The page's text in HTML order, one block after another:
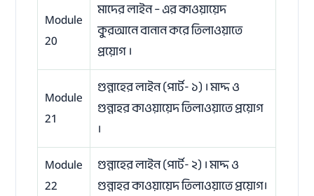
Module
20
মাদের লাইন – এর কাওয়ায়েদ
কুরআনে বানান করে তিলাওয়াতে
প্রয়োগ ।
Module
21
গুন্নাহের লাইন (পার্ট- ১) । মাদ্দ ও
গুন্নাহর কাওয়ায়েদ তিলাওয়াতে প্রয়োগ
।
Module
22
গুন্নাহের লাইন (পার্ট- ২) । মাদ্দ ও
গুন্নাহর কাওয়ায়েদ তিলাওয়াতে প্রয়োগ।